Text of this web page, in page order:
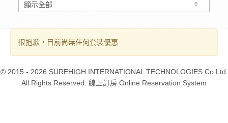
很抱歉，目前尚無任何套裝優惠
© 2015 - 2026 SUREHIGH INTERNATIONAL TECHNOLOGIES Co.Ltd.
All Rights Reserved. 線上訂房 Online Reservation System